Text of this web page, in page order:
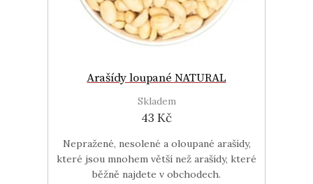
Arašídy loupané NATURAL
Skladem
43 Kč
Nepražené, nesolené a oloupané arašídy,
které jsou mnohem větší než arašídy, které
běžně najdete v obchodech.